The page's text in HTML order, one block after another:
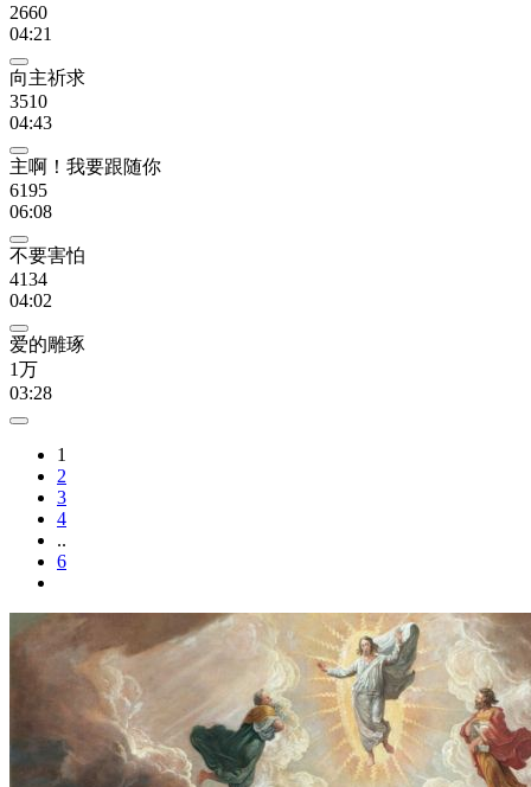
2660
04:21
向主祈求
3510
04:43
主啊！我要跟随你
6195
06:08
不要害怕
4134
04:02
爱的雕琢
1万
03:28
1
2
3
4
..
6